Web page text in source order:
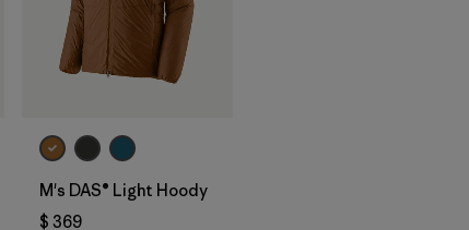
M's DAS® Light Hoody
$ 369